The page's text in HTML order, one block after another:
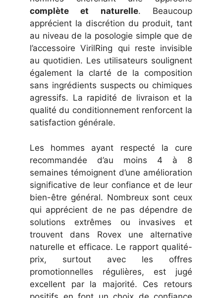
complète et naturelle. Beaucoup
apprécient la discrétion du produit, tant
au niveau de la posologie simple que de
l’accessoire VirilRing qui reste invisible
au quotidien. Les utilisateurs soulignent
également la clarté de la composition
sans ingrédients suspects ou chimiques
agressifs. La rapidité de livraison et la
qualité du conditionnement renforcent la
satisfaction générale.
Les hommes ayant respecté la cure
recommandée d’au moins 4 à 8
semaines témoignent d’une amélioration
significative de leur confiance et de leur
bien-être général. Nombreux sont ceux
qui apprécient de ne pas dépendre de
solutions extrêmes ou invasives et
trouvent dans Rovex une alternative
naturelle et efficace. Le rapport qualité-
prix, surtout avec les offres
promotionnelles régulières, est jugé
excellent par la majorité. Ces retours